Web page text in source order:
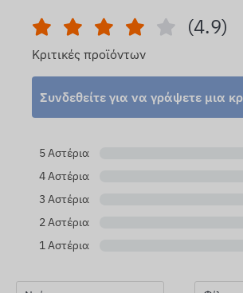
(4.9)
Κριτικές προϊόντων
Συνδεθείτε για να γράψετε μια
5 Αστέρια
4 Αστέρια
3 Αστέρια
2 Αστέρια
1 Αστέρια